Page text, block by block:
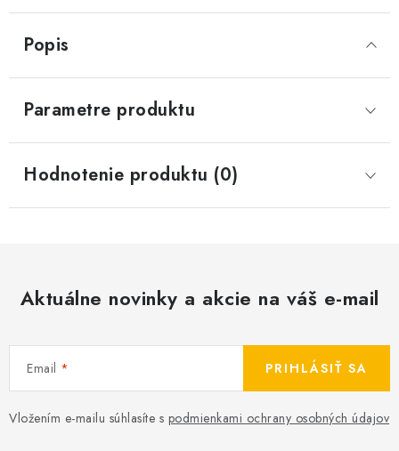
Popis
Parametre produktu
Hodnotenie produktu (0)
Aktuálne novinky a akcie na váš e-mail
Email
Vložením e-mailu súhlasíte s podmienkami ochrany osobných údajov
PRIHLÁSIŤ SA